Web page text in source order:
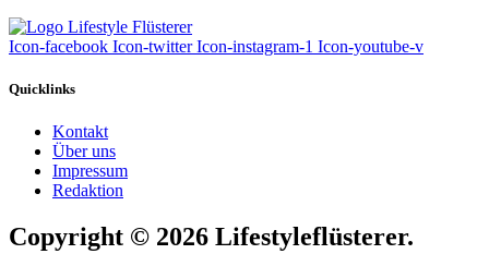
Icon-facebook Icon-twitter Icon-instagram-1 Icon-youtube-v
Quicklinks
Kontakt
Über uns
Impressum
Redaktion
Copyright © 2026 Lifestyleflüsterer.